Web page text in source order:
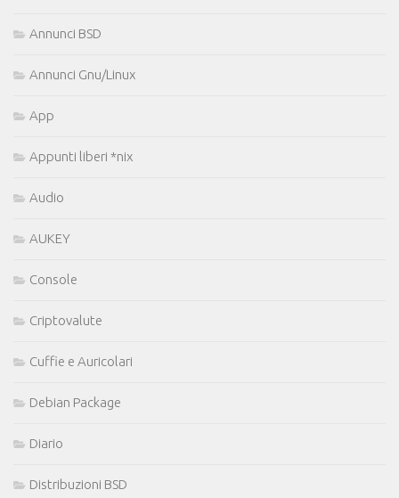
Annunci BSD
Annunci Gnu/Linux
App
Appunti liberi *nix
Audio
AUKEY
Console
Criptovalute
Cuffie e Auricolari
Debian Package
Diario
Distribuzioni BSD